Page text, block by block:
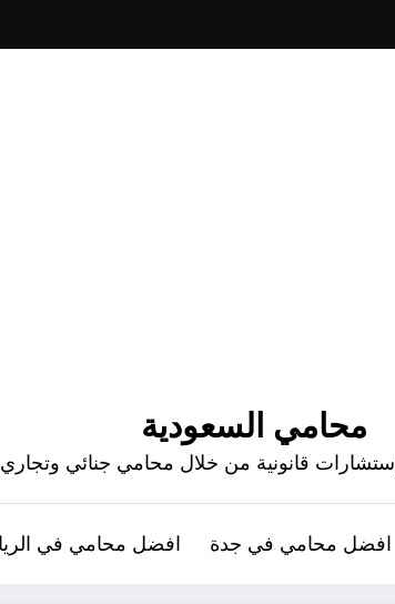
محامي السعودية
قانونية من خلال محامي جنائي وتجاري
افضل محامي في جدة افضل محامي في